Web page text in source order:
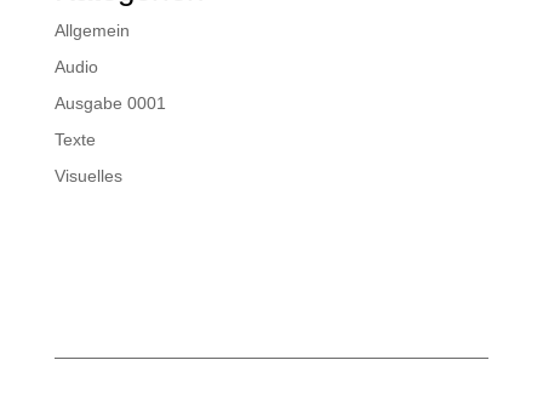
Allgemein
Audio
Ausgabe 0001
Texte
Visuelles